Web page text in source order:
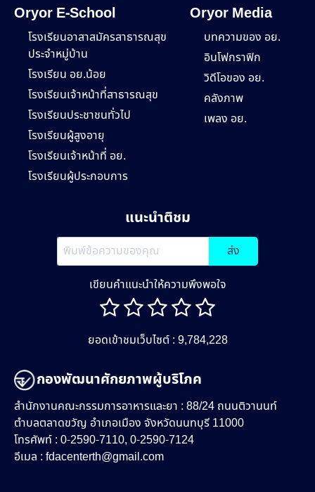
Oryor E-School
โรงเรียนอาสาสมัครสาธารณสุข
ประจำหมู่บ้าน
โรงเรียน อย.น้อย
โรงเรียนเจ้าหน้าที่สาธารณสุข
โรงเรียนประชาชนทั่วไป
โรงเรียนผู้สูงอายุ
โรงเรียนเจ้าหน้าที่ อย.
โรงเรียนผู้ประกอบการ
Oryor Media
บทความของ อย.
อินโฟกราฟิก
วิดีโอของ อย.
คลังภาพ
เพลง อย.
แนะนำติชม
ส่ง
เขียนคำแนะนำให้ความพึงพอใจ
ยอดเข้าชมเว็บไซต์ : 9,784,228
กองพัฒนาศักยภาพผู้บริโภค
สำนักงานคณะกรรมการอาหารและยา : 88/24 ถนนติวานนท์
ตำบลตลาดขวัญ อำเภอเมือง จังหวัดนนทบุรี 11000
โทรศัพท์ : 0-2590-7110, 0-2590-7124
อีเมล : fdacenterth@gmail.com